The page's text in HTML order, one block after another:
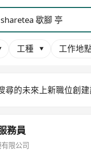
工種 工作地
尋的未來上新職位創
務員
限公司